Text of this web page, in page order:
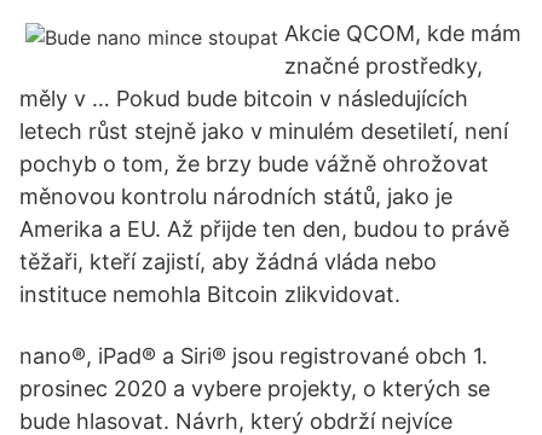
Akcie QCOM, kde mám
značné prostředky,
měly v … Pokud bude bitcoin v následujících
letech růst stejně jako v minulém desetiletí, není
pochyb o tom, že brzy bude vážně ohrožovat
měnovou kontrolu národních států, jako je
Amerika a EU. Až přijde ten den, budou to právě
těžaři, kteří zajistí, aby žádná vláda nebo
instituce nemohla Bitcoin zlikvidovat.
nano®, iPad® a Siri® jsou registrované obch 1.
prosinec 2020 a vybere projekty, o kterých se
bude hlasovat. Návrh, který obdrží nejvíce